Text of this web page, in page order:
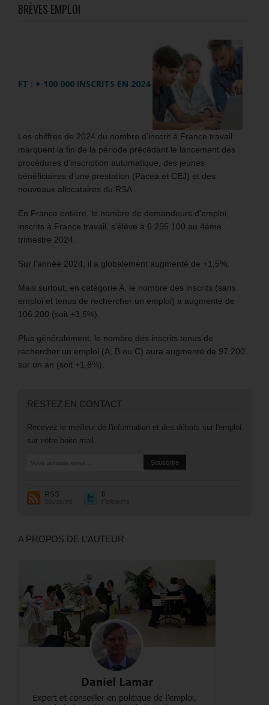
BRÈVES EMPLOI
FT : + 100 000 INSCRITS EN 2024
Les chiffres de 2024 du nombre d’inscrit à France travail
marquent la fin de la période précédant le lancement des
procédures d’inscription automatique, des jeunes
bénéficiaires d’une prestation (Pacea et CEJ) et des
nouveaux allocataires du RSA.
En France entière, le nombre de demandeurs d’emploi,
inscrits à France travail, s’élève à 6 255 100 au 4ème
trimestre 2024.
Sur l’année 2024, il a globalement augmenté de +1,5%.
Mais surtout, en catégorie A, le nombre des inscrits (sans
emploi et tenus de rechercher un emploi) a augmenté de
106 200 (soit +3,5%).
Plus généralement, le nombre des inscrits tenus de
rechercher un emploi (A, B ou C) aura augmenté de 97 200
sur un an (soit +1,8%).
RESTEZ EN CONTACT
Recevez le meilleur de l'information et des débats sur l'emploi
sur votre boite mail.
RSS
Souscrire
0
Followers
A PROPOS DE L’AUTEUR